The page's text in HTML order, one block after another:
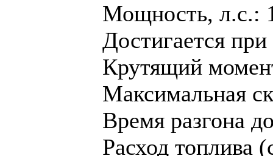
Мощность, л.с.:
Достигается
Крутящий
Максимальная
Время разгона
Расход топлива